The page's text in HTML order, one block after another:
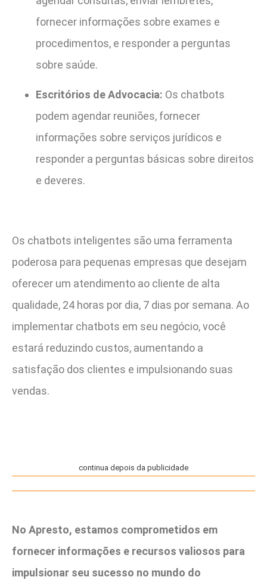
fornecer informações sobre exames e
procedimentos, e responder a perguntas
sobre saúde.
Escritórios de Advocacia: Os chatbots
podem agendar reuniões, fornecer
informações sobre serviços jurídicos e
responder a perguntas básicas sobre direitos
e deveres.
Os chatbots inteligentes são uma ferramenta
poderosa para pequenas empresas que desejam
oferecer um atendimento ao cliente de alta
qualidade, 24 horas por dia, 7 dias por semana. Ao
implementar chatbots em seu negócio, você
estará reduzindo custos, aumentando a
satisfação dos clientes e impulsionando suas
vendas.
continua depois da publicidade
No Apresto, estamos comprometidos em
fornecer informações e recursos valiosos para
impulsionar seu sucesso no mundo do